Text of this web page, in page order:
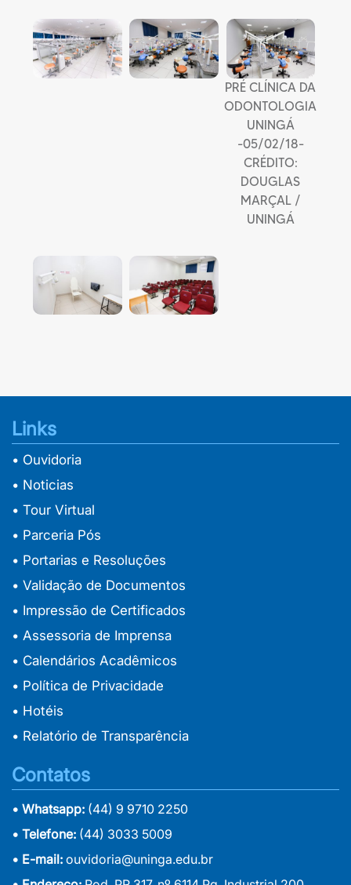
PRÉ CLÍNICA DA
ODONTOLOGIA
UNINGÁ
-05/02/18-
CRÉDITO:
DOUGLAS
MARÇAL /
UNINGÁ
Links
• Ouvidoria
• Noticias
• Tour Virtual
• Parceria Pós
• Portarias e Resoluções
• Validação de Documentos
• Impressão de Certificados
• Assessoria de Imprensa
• Calendários Acadêmicos
• Política de Privacidade
• Hotéis
• Relatório de Transparência
Contatos
• Whatsapp: (44) 9 9710 2250
• Telefone: (44) 3033 5009
• E-mail: ouvidoria@uninga.edu.br